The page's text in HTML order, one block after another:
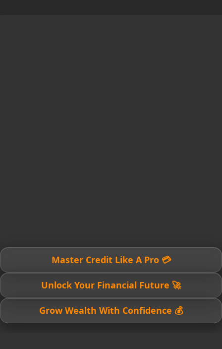
💳 Master Credit Like A Pro
🚀 Unlock Your Financial Future
💰 Grow Wealth With Confidence